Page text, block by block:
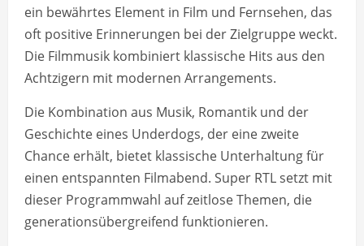
ein bewährtes Element in Film und Fernsehen, das
oft positive Erinnerungen bei der Zielgruppe weckt.
Die Filmmusik kombiniert klassische Hits aus den
Achtzigern mit modernen Arrangements.
Die Kombination aus Musik, Romantik und der
Geschichte eines Underdogs, der eine zweite
Chance erhält, bietet klassische Unterhaltung für
einen entspannten Filmabend. Super RTL setzt mit
dieser Programmwahl auf zeitlose Themen, die
generationsübergreifend funktionieren.